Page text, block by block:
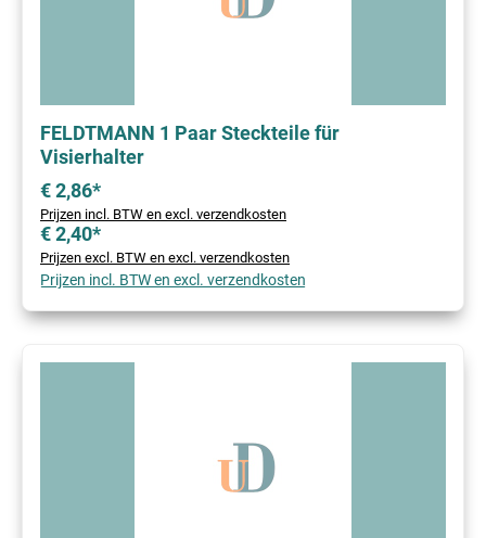
FELDTMANN 1 Paar Steckteile für
Visierhalter
€ 2,86*
Prijzen incl. BTW en excl. verzendkosten
€ 2,40*
Prijzen excl. BTW en excl. verzendkosten
Prijzen incl. BTW en excl. verzendkosten